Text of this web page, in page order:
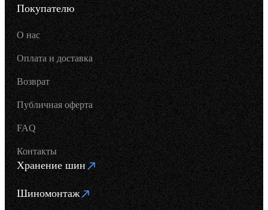
Покупателю
О нас
Оплата и доставка
Возврат
Публичная оферта
FAQ
Контакты
Хранение шин
Шиномонтаж